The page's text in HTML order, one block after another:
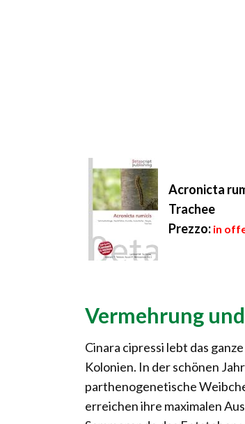
Acronicta
Trachee
Prezzo: in
Vermehrung
Cinara cipressi lebt das
Kolonien. In der schönen
parthenogenetische
erreichen ihre maximalen